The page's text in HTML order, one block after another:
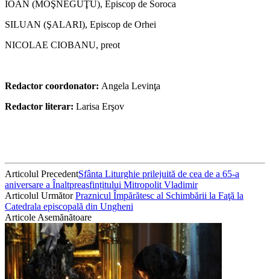
IOAN (MOŞNEGUŢU), Episcop de Soroca
SILUAN (ŞALARI), Episcop de Orhei
NICOLAE CIOBANU, preot
Redactor coordonator: Angela Levinţa
Redactor literar: Larisa Erşov
Articolul PrecedentSfânta Liturghie prilejuită de cea de a 65-a
aniversare a Înaltpreasfințitului Mitropolit Vladimir
Articolul UrmătorPraznicul Împărătesc al Schimbării la Faţă la
Catedrala episcopală din Ungheni
Articole Asemănătoare